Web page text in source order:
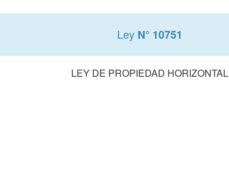
Ley N° 10751
LEY DE PROPIEDAD HORIZONTAL